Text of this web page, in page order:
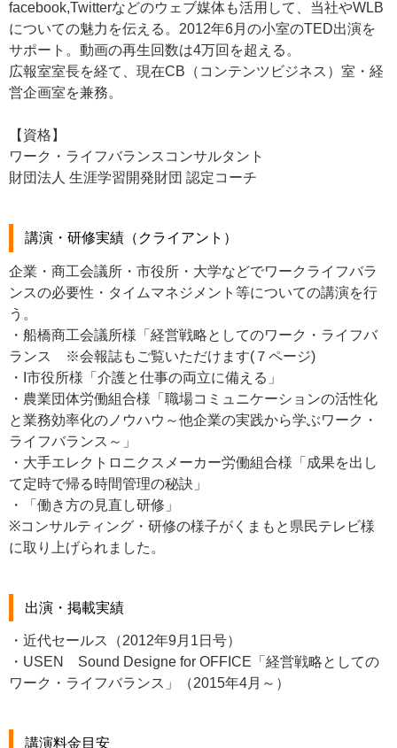
facebook,Twitterなどのウェブ媒体も活用して、当社やWLB
についての魅力を伝える。2012年6月の小室のTED出演を
サポート。動画の再生回数は4万回を超える。
広報室室長を経て、現在CB（コンテンツビジネス）室・経
営企画室を兼務。
【資格】
ワーク・ライフバランスコンサルタント
財団法人 生涯学習開発財団 認定コーチ
講演・研修実績（クライアント）
企業・商工会議所・市役所・大学などでワークライフバラ
ンスの必要性・タイムマネジメント等についての講演を行
う。
・船橋商工会議所様「経営戦略としてのワーク・ライフバ
ランス ※会報誌もご覧いただけます(７ページ)
・I市役所様「介護と仕事の両立に備える」
・農業団体労働組合様「職場コミュニケーションの活性化
と業務効率化のノウハウ～他企業の実践から学ぶワーク・
ライフバランス～」
・大手エレクトロニクスメーカー労働組合様「成果を出し
て定時で帰る時間管理の秘訣」
・「働き方の見直し研修」
※コンサルティング・研修の様子がくまもと県民テレビ様
に取り上げられました。
出演・掲載実績
・近代セールス（2012年9月1日号）
・USEN Sound Designe for OFFICE「経営戦略としての
ワーク・ライフバランス」（2015年4月～）
講演料金目安